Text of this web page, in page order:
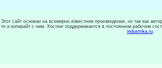
Этот сайт основан на всемирно известном произведении, но так как
то и копирайт с ним. Хостинг поддерживается в постоянном рабочем
industrika.ru.